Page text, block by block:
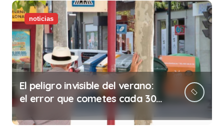
noticias
El peligro invisible del verano:
el error que cometes cada 30
minutos en tu trabajo (y la
ilegalidad que te puede costar